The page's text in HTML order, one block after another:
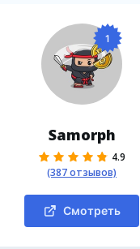
1
Samorph
4.9
(387 отзывов)
Смотреть